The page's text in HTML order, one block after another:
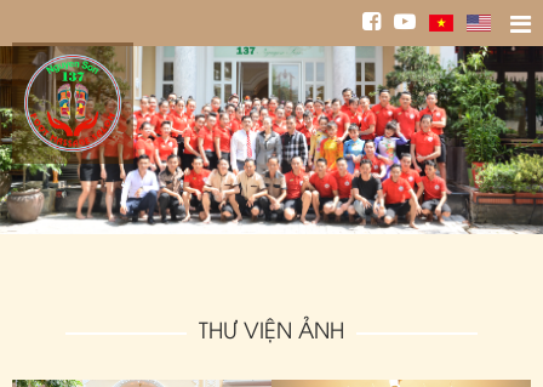
THƯ VIỆN ẢNH